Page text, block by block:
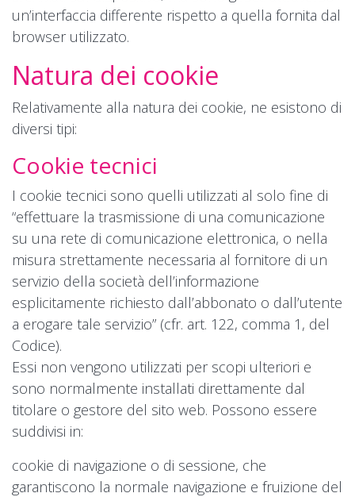
un’interfaccia differente rispetto a quella fornita dal
browser utilizzato.
Natura dei cookie
Relativamente alla natura dei cookie, ne esistono di
diversi tipi:
Cookie tecnici
I cookie tecnici sono quelli utilizzati al solo fine di
“effettuare la trasmissione di una comunicazione
su una rete di comunicazione elettronica, o nella
misura strettamente necessaria al fornitore di un
servizio della società dell’informazione
esplicitamente richiesto dall’abbonato o dall’utente
a erogare tale servizio” (cfr. art. 122, comma 1, del
Codice).
Essi non vengono utilizzati per scopi ulteriori e
sono normalmente installati direttamente dal
titolare o gestore del sito web. Possono essere
suddivisi in:
cookie di navigazione o di sessione, che
garantiscono la normale navigazione e fruizione del